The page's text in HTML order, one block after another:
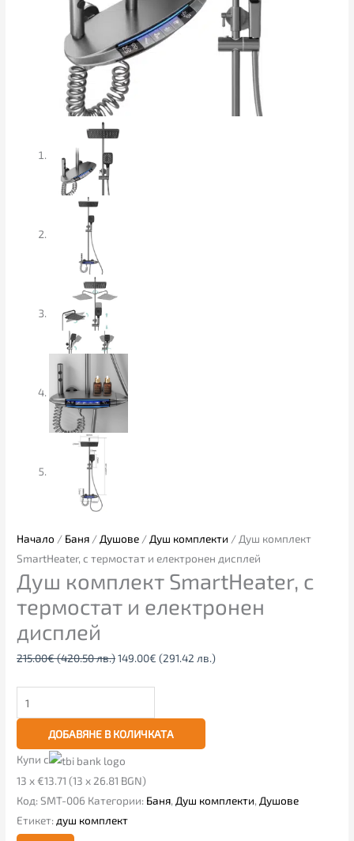
Начало / Баня / Душове / Душ комплекти / Душ комплект
SmartHeater, с термостат и електронен дисплей
Душ комплект SmartHeater, с
термостат и електронен
дисплей
215.00€(420.50 лв.)149.00€ (291.42 лв.)
ДОБАВЯНЕ В КОЛИЧКАТА
Купи с
13 x €13.71 (13 x 26.81 BGN)
Код:SMT-006 Категории: Баня, Душ комплекти, Душове
Етикет: душ комплект